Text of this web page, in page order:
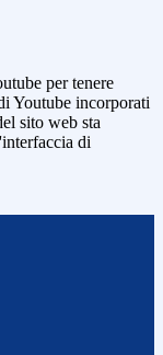
per tenere
Youtube incorporati
sito web sta
di